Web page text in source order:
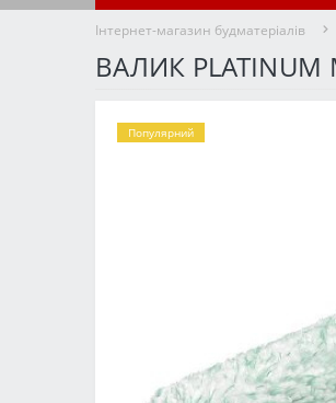
Інтернет-магазин будматеріалів
ВАЛИК PLATINUM
Популярний